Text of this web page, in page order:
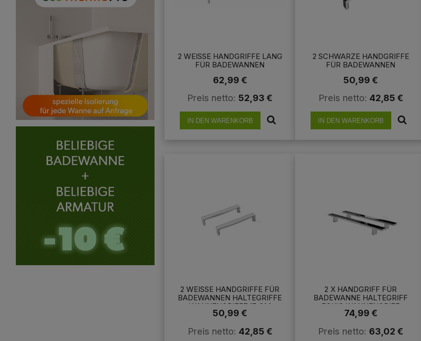
2 WEISSE HANDGRIFFE LANG F
ÜR BADEWANNEN H
3 CM VERCHROMT ECKIG
62,99 €
Preis netto: 52,93 €
IN DEN WARENKORB
2 SCHWARZE HANDGRIFFE
FÜR BADEWANNEN
17 CM VERCHROMT ECKIG
50,99 €
Preis netto: 42,85 €
IN DEN WARENKORB
2 WEISSE HANDGRIFFE FÜR B
ADEWANNEN HALTEGRIFFE W
ANNENGRIFFE 17 CM V
ERCHROMT ECKIG
50,99 €
Preis netto: 42,85 €
2 X HANDGRIFF FÜR
BADEWANNE HALTEGRIFF
ECKIG WANNENGRIFF
QUADRO
74,99 €
Preis netto: 63,02 €